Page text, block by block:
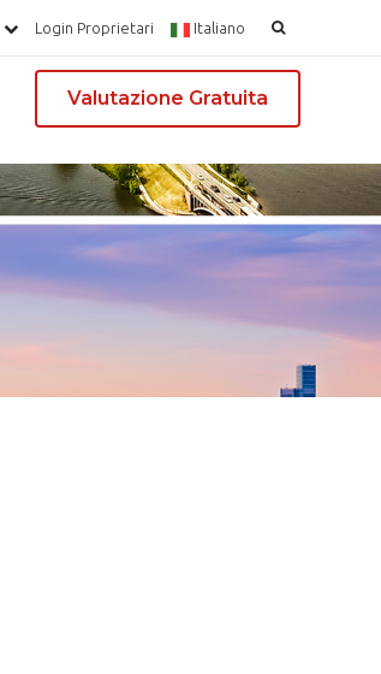
Login Proprietari Italiano Ricerca
per:
Valutazione Gratuita